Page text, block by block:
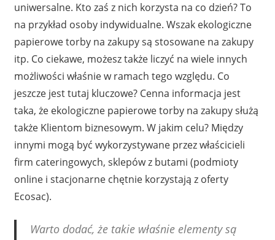
uniwersalne. Kto zaś z nich korzysta na co dzień? To
na przykład osoby indywidualne. Wszak ekologiczne
papierowe torby na zakupy są stosowane na zakupy
itp. Co ciekawe, możesz także liczyć na wiele innych
możliwości właśnie w ramach tego względu. Co
jeszcze jest tutaj kluczowe? Cenna informacja jest
taka, że ekologiczne papierowe torby na zakupy służą
także Klientom biznesowym. W jakim celu? Między
innymi mogą być wykorzystywane przez właścicieli
firm cateringowych, sklepów z butami (podmioty
online i stacjonarne chętnie korzystają z oferty
Ecosac).
Warto dodać, że takie właśnie elementy są